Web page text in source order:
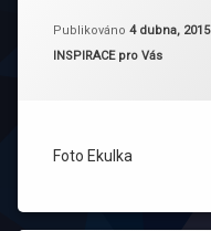
Publikováno 4 dubna, 2015
Kategorie:
INSPIRACE pro Vás
Foto Ekulka